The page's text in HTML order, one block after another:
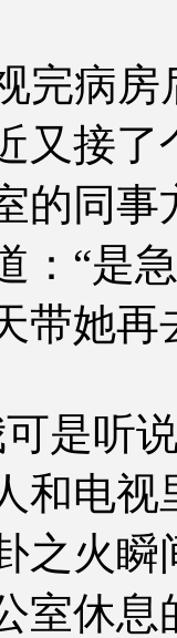
完病房
又接了
的同
：“是
带她再
是听
和电视
之火
室休息